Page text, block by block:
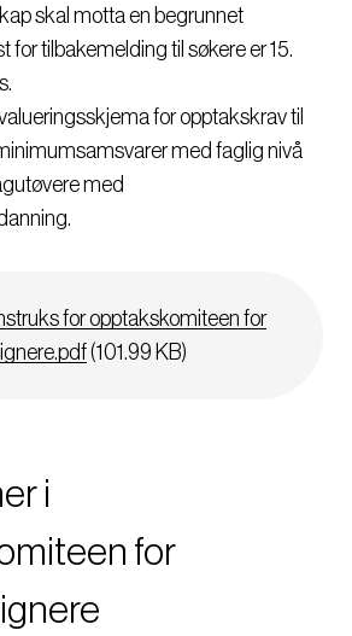
skal motta en begrunnet
for tilbakemelding til søkere er 15.
for opptakskrav til
med faglig nivå
med
for opptakskomiteen for
(101.99 KB)
i
for